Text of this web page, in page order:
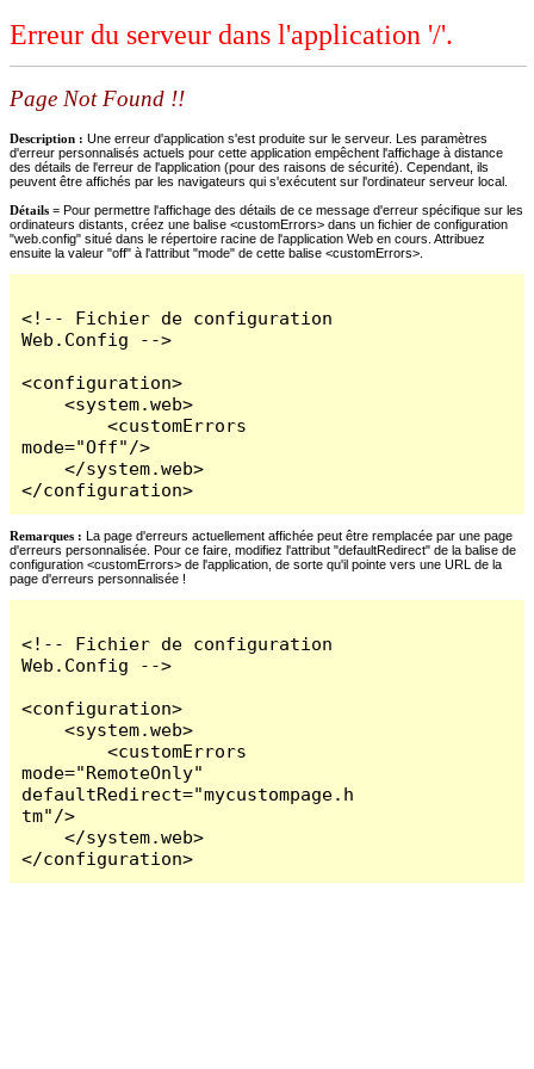
Erreur du serveur dans l'application '/'.
Page Not Found !!
Description : Une erreur d'application s'est produite sur le serveur. Les paramètres
d'erreur personnalisés actuels pour cette application empêchent l'affichage à distance
des détails de l'erreur de l'application (pour des raisons de sécurité). Cependant, ils
peuvent être affichés par les navigateurs qui s'exécutent sur l'ordinateur serveur local.
Détails = Pour permettre l'affichage des détails de ce message d'erreur spécifique sur les
ordinateurs distants, créez une balise <customErrors> dans un fichier de configuration
"web.config" situé dans le répertoire racine de l'application Web en cours. Attribuez
ensuite la valeur "off" à l'attribut "mode" de cette balise <customErrors>.
<!-- Fichier de configuration
Web.Config -->
<configuration>
    <system.web>
        <customErrors
mode="Off"/>
    </system.web>
</configuration>
Remarques : La page d'erreurs actuellement affichée peut être remplacée par une page
d'erreurs personnalisée. Pour ce faire, modifiez l'attribut "defaultRedirect" de la balise de
configuration <customErrors> de l'application, de sorte qu'il pointe vers une URL de la
page d'erreurs personnalisée !
<!-- Fichier de configuration
Web.Config -->
<configuration>
    <system.web>
        <customErrors
mode="RemoteOnly"
defaultRedirect="mycustompage.h
tm"/>
    </system.web>
</configuration>